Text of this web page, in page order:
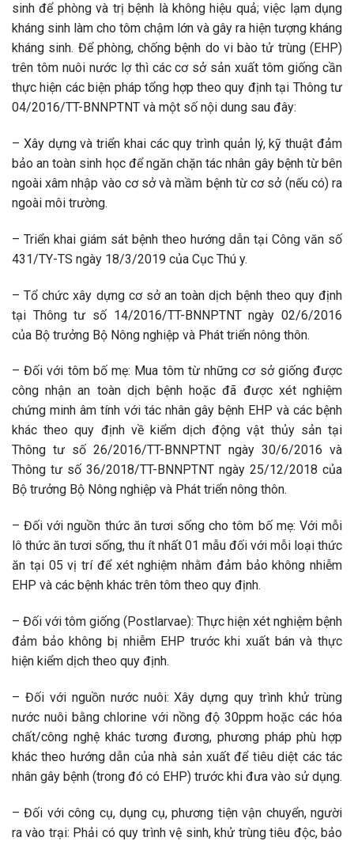
sinh để phòng và trị bệnh là không hiệu quả; việc lạm dụng
kháng sinh làm cho tôm chậm lớn và gây ra hiện tượng kháng
kháng sinh. Để phòng, chống bệnh do vi bào tử trùng (EHP)
trên tôm nuôi nước lợ thì các cơ sở sản xuất tôm giống cần
thực hiện các biện pháp tổng hợp theo quy định tại Thông tư
04/2016/TT-BNNPTNT và một số nội dung sau đây:
– Xây dựng và triển khai các quy trình quản lý, kỹ thuật đảm
bảo an toàn sinh học để ngăn chặn tác nhân gây bệnh từ bên
ngoài xâm nhập vào cơ sở và mầm bệnh từ cơ sở (nếu có) ra
ngoài môi trường.
– Triển khai giám sát bệnh theo hướng dẫn tại Công văn số
431/TY-TS ngày 18/3/2019 của Cục Thú y.
– Tổ chức xây dựng cơ sở an toàn dịch bệnh theo quy định
tại Thông tư số 14/2016/TT-BNNPTNT ngày 02/6/2016
của Bộ trưởng Bộ Nông nghiệp và Phát triển nông thôn.
– Đối với tôm bố mẹ: Mua tôm từ những cơ sở giống được
công nhận an toàn dịch bệnh hoặc đã được xét nghiệm
chứng minh âm tính với tác nhân gây bệnh EHP và các bệnh
khác theo quy định về kiểm dịch động vật thủy sản tại
Thông tư số 26/2016/TT-BNNPTNT ngày 30/6/2016 và
Thông tư số 36/2018/TT-BNNPTNT ngày 25/12/2018 của
Bộ trưởng Bộ Nông nghiệp và Phát triển nông thôn.
– Đối với nguồn thức ăn tươi sống cho tôm bố mẹ: Với mỗi
lô thức ăn tươi sống, thu ít nhất 01 mẫu đối với mỗi loại thức
ăn tại 05 vị trí để xét nghiệm nhằm đảm bảo không nhiễm
EHP và các bệnh khác trên tôm theo quy định.
– Đối với tôm giống (Postlarvae): Thực hiện xét nghiệm bệnh
đảm bảo không bị nhiễm EHP trước khi xuất bán và thực
hiện kiểm dịch theo quy định.
– Đối với nguồn nước nuôi: Xây dựng quy trình khử trùng
nước nuôi bằng chlorine với nồng độ 30ppm hoặc các hóa
chất/công nghệ khác tương đương, phương pháp phù hợp
khác theo hướng dẫn của nhà sản xuất để tiêu diệt các tác
nhân gây bệnh (trong đó có EHP) trước khi đưa vào sử dụng.
– Đối với công cụ, dụng cụ, phương tiện vận chuyển, người
ra vào trại: Phải có quy trình vệ sinh, khử trùng tiêu độc, bảo